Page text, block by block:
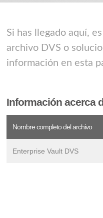
Si has llegado aquí,
archivo DVS o
información en esta
Información acerca
Nombre completo del archivo
Enterprise Vault DVS